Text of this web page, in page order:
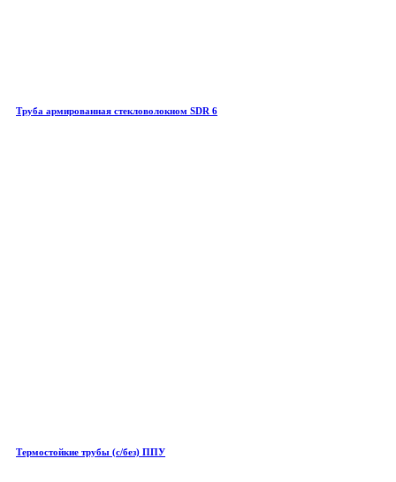
Труба армированная стекловолокном SDR 6
Термостойкие трубы (с/без) ППУ